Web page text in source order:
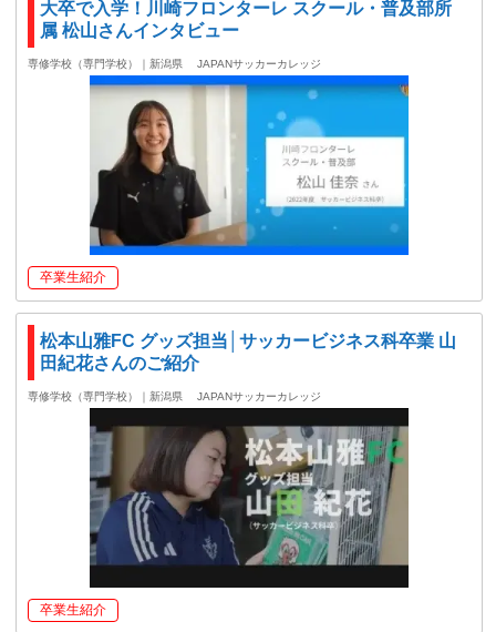
大卒で入学！川崎フロンターレ スクール・普及部所
属 松山さんインタビュー
専修学校（専門学校）｜新潟県 JAPANサッカーカレッジ
卒業生紹介
松本山雅FC グッズ担当│サッカービジネス科卒業 山
田紀花さんのご紹介
専修学校（専門学校）｜新潟県 JAPANサッカーカレッジ
卒業生紹介